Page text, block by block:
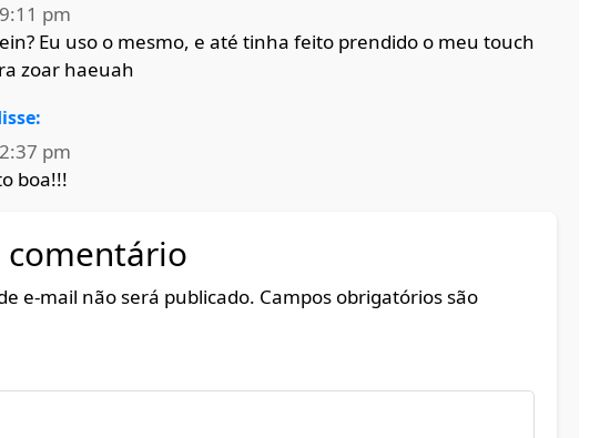
pm
Eu uso o mesmo, e até tinha feito prendido o meu touch
zoar haeuah
pm
boa!!!
comentário
e-mail não será publicado. Campos obrigatórios são